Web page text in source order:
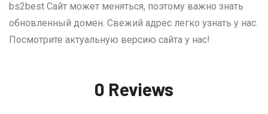
bs2best Сайт может меняться, поэтому важно знать
обновленный домен. Свежий адрес легко узнать у нас.
Посмотрите актуальную версию сайта у нас!
0 Reviews